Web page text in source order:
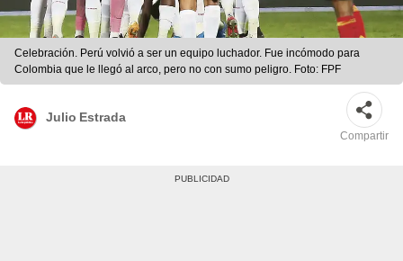
Celebración. Perú volvió a ser un equipo luchador. Fue incómodo para
Colombia que le llegó al arco, pero no con sumo peligro. Foto: FPF
Julio Estrada
Compartir